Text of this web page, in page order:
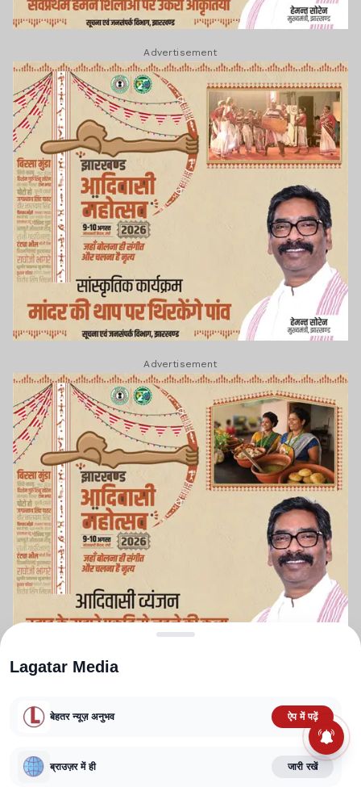
Advertisement
Advertisement
TERMS AND CONDITIONS
CORRECTIONS POLICY
FACT CHECKING POLICY
Lagatar Media
बेहतर न्यूज़ अनुभव ऐप में पढ़ें
ब्राउज़र में ही जारी रखें